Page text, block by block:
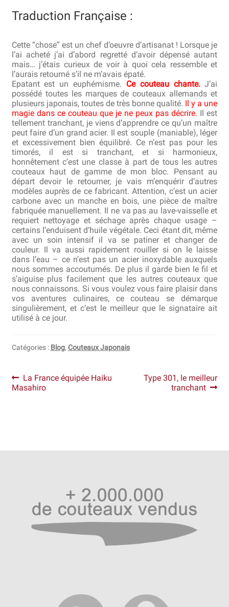
Traduction Française :
Cette “chose” est un chef d’oeuvre d’artisanat ! Lorsque je
l’ai acheté j’ai d’abord regretté d’avoir dépensé autant
mais… j’étais curieux de voir à quoi cela ressemble et
l’aurais retourné s’il ne m’avais épaté.
Epatant est un euphémisme. Ce couteau chante.J’ai
possédé toutes les marques de couteaux allemands et
plusieurs japonais, toutes de très bonne qualité. Il y a une
magie dans ce couteau que je ne peux pas décrire. Il est
tellement tranchant, je viens d’apprendre ce qu’un maître
peut faire d’un grand acier. Il est souple (maniable), léger
et excessivement bien équilibré. Ce n’est pas pour les
timorés, il est si tranchant, et si harmonieux,
honnêtement c’est une classe à part de tous les autres
couteaux haut de gamme de mon bloc. Pensant au
départ devoir le retourner, je vais m’enquérir d’autres
modèles auprès de ce fabricant. Attention, c’est un acier
carbone avec un manche en bois, une pièce de maître
fabriquée manuellement. Il ne va pas au lave-vaisselle et
requiert nettoyage et séchage après chaque usage –
certains l’enduisent d’huile végétale. Ceci étant dit, même
avec un soin intensif il va se patiner et changer de
couleur. Il va aussi rapidement rouiller si on le laisse
dans l’eau – ce n’est pas un acier inoxydable auxquels
nous sommes accoutumés. De plus il garde bien le fil et
s’aiguise plus facilement que les autres couteaux que
nous connaissons. Si vous voulez vous faire plaisir dans
vos aventures culinaires, ce couteau se démarque
singulièrement, et c’est le meilleur que le signataire ait
utilisé à ce jour.
Catégories : Blog, Couteaux Japonais
Navigation
de
Article
précédent :
La France équipée Haiku
Masahiro
Article
suivant :
Type 301, le meilleur
tranchant